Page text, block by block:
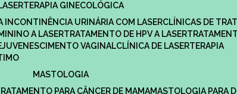
LASERTERAPIA GINECOLÓGICA
INCONTINÊNCIA URINÁRIA COM LASER
CLÍNICAS DE
A LASER TRATAMENTO DE HPV A LASER
VAGINAL
CLÍNICA DE LASERTERAPIA
MASTOLOGIA
TRATAMENTO PARA CÂNCER DE MAMA
MASTOLOGIA PARA